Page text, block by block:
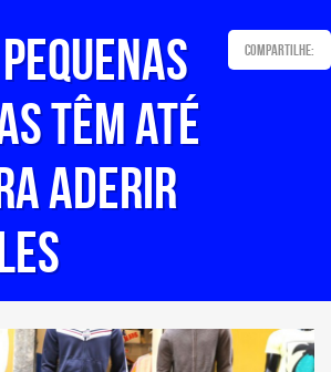
têm até
aderir
Compartilhe: